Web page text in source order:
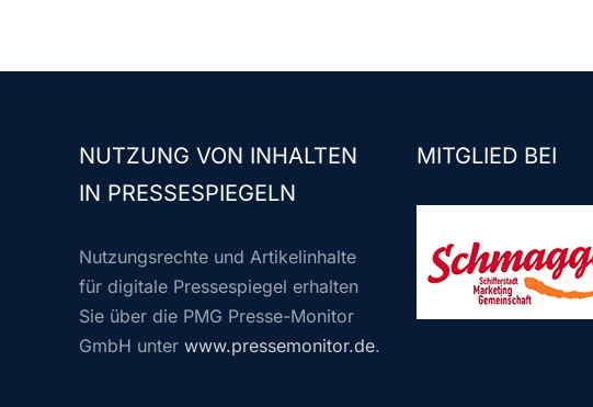
NUTZUNG VON INHALTEN
IN PRESSESPIEGELN
Nutzungsrechte und Artikelinhalte
für digitale Pressespiegel erhalten
Sie über die PMG Presse-Monitor
GmbH unter www.pressemonitor.de.
MITGLIED BEI